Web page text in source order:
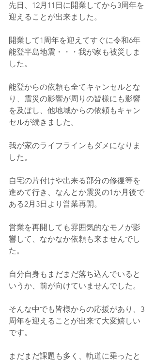
先日、12月11日に開業してから3周年を
迎えることが出来ました。
開業して1周年を迎えてすぐに令和6年
能登半島地震・・・我が家も被災しま
した。
能登からの依頼も全てキャンセルとな
り、震災の影響が周りの皆様にも影響
を及ぼし、他地域からの依頼もキャン
セルが続きました。
我が家のライフラインもダメになりま
した。
自宅の片付けや出来る部分の修復等を
進めて行き、なんとか震災の1か月後で
ある2月3日より営業再開。
営業を再開しても雰囲気的なモノが影
響して、なかなか依頼も来ませんでし
た。
自分自身もまだまだ落ち込んでいると
いうか、前が向けていませんでした。
そんな中でも皆様からの応援があり、3
周年を迎えることが出来て大変嬉しい
です。
まだまだ課題も多く、軌道に乗ったと